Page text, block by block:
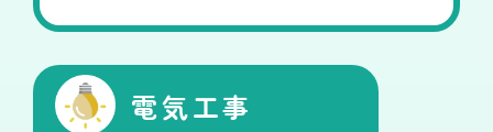
電気工事